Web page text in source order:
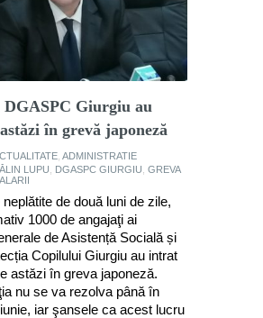
Giurgiu au
în grevă japoneză
ADMINISTRATIE
LUPU DGASPC GIURGIU GREVA
de două luni de zile,
1000 de angajaţi ai
de Asistență Socială și
Copilului Giurgiu au intrat
astăzi în greva japoneză.
nu se va rezolva până în
iar şansele ca acest lucru